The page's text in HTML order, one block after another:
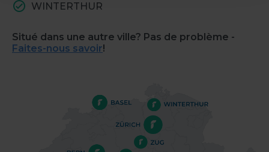
WINTERTHUR
Situé dans une autre ville? Pas de problème -
Faites-nous savoir!